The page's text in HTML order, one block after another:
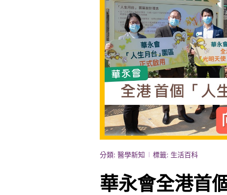
分類: 醫學新知 標籤: 生活百科
華永會全港首